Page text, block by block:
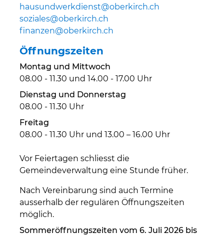
hausundwerkdienst@oberkirch.ch
soziales@oberkirch.ch
finanzen@oberkirch.ch
Öffnungszeiten
Montag und Mittwoch
08.00 - 11.30 und 14.00 - 17.00 Uhr
Dienstag und Donnerstag
08.00 - 11.30 Uhr
Freitag
08.00 - 11.30 Uhr und 13.00 – 16.00 Uhr
Vor Feiertagen schliesst die
Gemeindeverwaltung eine Stunde früher.
Nach Vereinbarung sind auch Termine
ausserhalb der regulären Öffnungszeiten
möglich.
Sommeröffnungszeiten vom 6. Juli 2026 bis